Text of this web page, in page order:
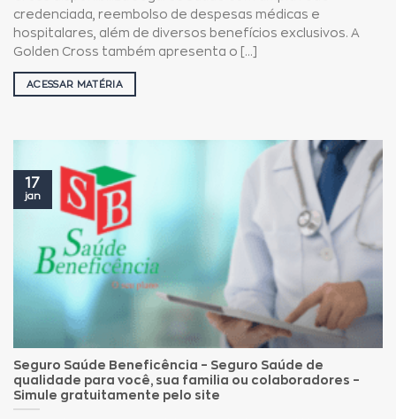
credenciada, reembolso de despesas médicas e
hospitalares, além de diversos benefícios exclusivos. A
Golden Cross também apresenta o [...]
ACESSAR MATÉRIA
Seguro Saúde Beneficência – Seguro Saúde de
qualidade para você, sua familia ou colaboradores –
Simule gratuitamente pelo site
17
jan